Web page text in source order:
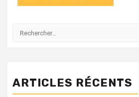
Rechercher :
ARTICLES RÉCENTS